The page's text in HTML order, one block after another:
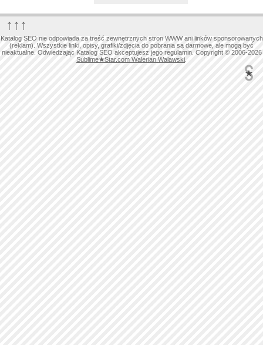
↑↑↑
Katalog SEO nie odpowiada za treść zewnętrznych stron WWW ani linków sponsorowanych
(reklam). Wszystkie linki, opisy, grafiki/zdjęcia do pobrania są darmowe, ale mogą być
nieaktualne. Odwiedzając Katalog SEO akceptujesz jego regulamin. Copyright © 2006-2026
Sublime★Star.com Walerian Walawski